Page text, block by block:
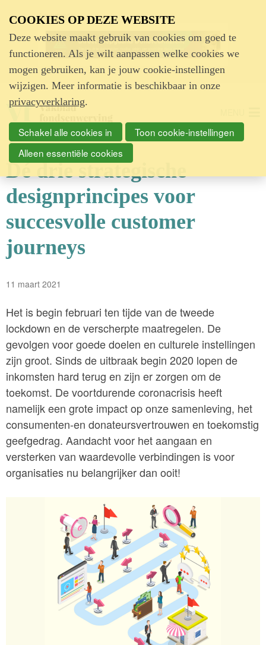
Advertentie
Dé drie strategische
designprincipes voor
succesvolle customer
journeys
11 maart 2021
Het is begin februari ten tijde van de tweede
lockdown en de verscherpte maatregelen. De
gevolgen voor goede doelen en culturele instellingen
zijn groot. Sinds de uitbraak begin 2020 lopen de
inkomsten hard terug en zijn er zorgen om de
toekomst. De voortdurende coronacrisis heeft
namelijk een grote impact op onze samenleving, het
consumenten-en donateursvertrouwen en toekomstig
geefgedrag. Aandacht voor het aangaan en
versterken van waardevolle verbindingen is voor
organisaties nu belangrijker dan ooit!
COOKIES OP DEZE WEBSITE
Deze website maakt gebruik van cookies om goed te
functioneren. Als je wilt aanpassen welke cookies we
mogen gebruiken, kan je jouw cookie-instellingen
wijzigen. Meer informatie is beschikbaar in onze
privacyverklaring.
Schakel alle cookies in
Toon cookie-instellingen
Alleen essentiële cookies